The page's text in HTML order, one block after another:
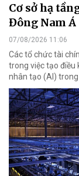
Cơ sở hạ
Đông Nam Á
07/08/2026 11:06
Các tổ chức tài
trong việc tạo điều
nhân tạo (AI) trong